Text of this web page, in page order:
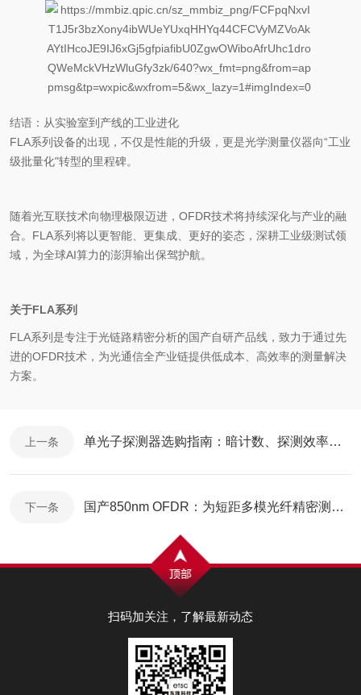
结语：从实验室到产线的工业进化
FLA系列设备的出现，不仅是性能的升级，更是光学测量仪器向“工业
级批量化"转型的里程碑。
随着光互联技术向物理极限迈进，OFDR技术将持续深化与产业的融
合。FLA系列将以更智能、更集成、更好的姿态，深耕工业级测试领
域，为全球AI算力的澎湃输出保驾护航。
关于FLA系列
FLA系列是专注于光链路精密分析的国产自研产品线，致力于通过先
进的OFDR技术，为光通信全产业链提供低成本、高效率的测量解决
方案。
上一条 单光子探测器选购指南：暗计数、探测效率、时间分辨率这3个参数最关键
下一条 国产850nm OFDR：为短距多模光纤精密测量而生
扫码加关注，了解最新动态